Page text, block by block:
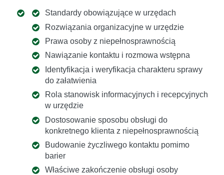
Standardy obowiązujące w urzędach
Rozwiązania organizacyjne w urzędzie
Prawa osoby z niepełnosprawnością
Nawiązanie kontaktu i rozmowa wstępna
Identyfikacja i weryfikacja charakteru sprawy
do załatwienia
Rola stanowisk informacyjnych i recepcyjnych
w urzędzie
Dostosowanie sposobu obsługi do
konkretnego klienta z niepełnosprawnością
Budowanie życzliwego kontaktu pomimo
barier
Właściwe zakończenie obsługi osoby